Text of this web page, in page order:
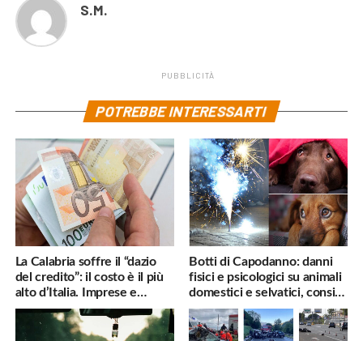
S.M.
PUBBLICITÀ
POTREBBE INTERESSARTI
La Calabria soffre il “dazio
del credito”: il costo è il più
alto d’Italia. Imprese e
famiglie penalizzate
Botti di Capodanno: danni
fisici e psicologici su animali
domestici e selvatici, consigli
utili